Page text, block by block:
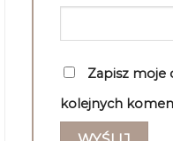
Zapisz moje
kolejnych